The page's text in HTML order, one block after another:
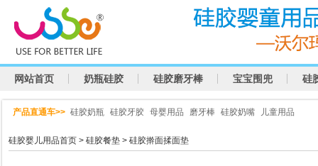
网站首页 奶瓶硅胶 硅胶磨牙棒 宝宝围兜 硅
产品直通车>> 硅胶奶瓶 硅胶牙胶 母婴用品 磨牙棒 硅胶奶嘴 儿童用品
硅胶婴儿用品首页 > 硅胶餐垫 > 硅胶擀面揉面垫